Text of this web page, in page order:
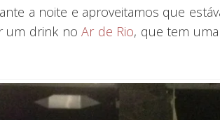
a noite e aproveitamos que
um drink noAr de Rio, que tem